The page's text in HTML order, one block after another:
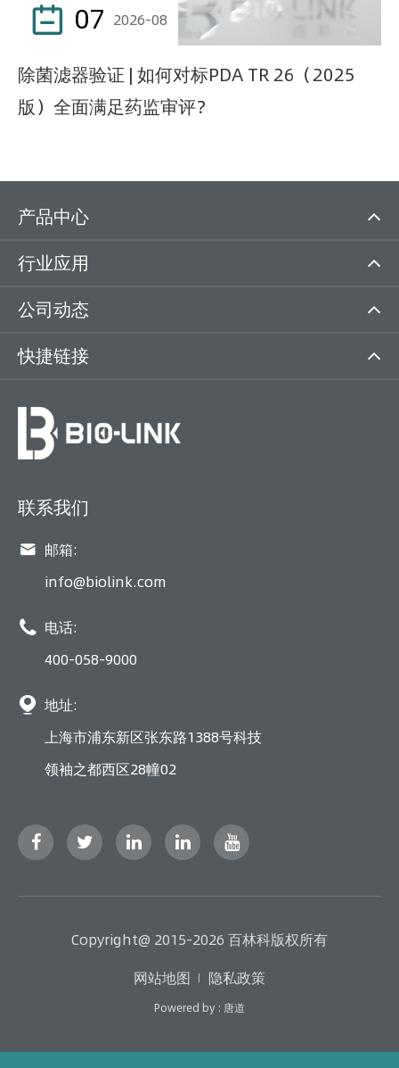
 07 2026-08
除菌滤器验证 | 如何对标PDA TR 26（2025
版）全面满足药监审评？
产品中心
行业应用
公司动态
快捷链接
联系我们
 邮箱:
info@biolink.com
 电话:
400-058-9000
 地址:
上海市浦东新区张东路1388号科技
领袖之都西区28幢02
Copyright@ 2015-2026 百林科版权所有
网站地图
隐私政策
Powered by : 唐道